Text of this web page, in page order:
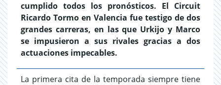
cumplido todos los pronósticos. El Circuit
Ricardo Tormo en Valencia fue testigo de dos
grandes carreras, en las que Urkijo y Marco
se impusieron a sus rivales gracias a dos
actuaciones impecables.
La primera cita de la temporada siempre tiene